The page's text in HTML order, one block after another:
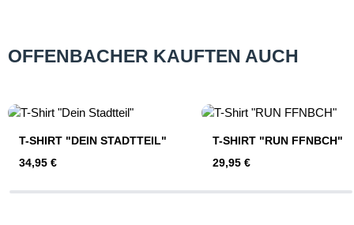
OFFENBACHER KAUFTEN AUCH
T-SHIRT "DEIN STADTTEIL"
Regulärer Preis:
34,95 €
T-SHIRT "RUN FFNBCH"
Regulärer Preis:
29,95 €